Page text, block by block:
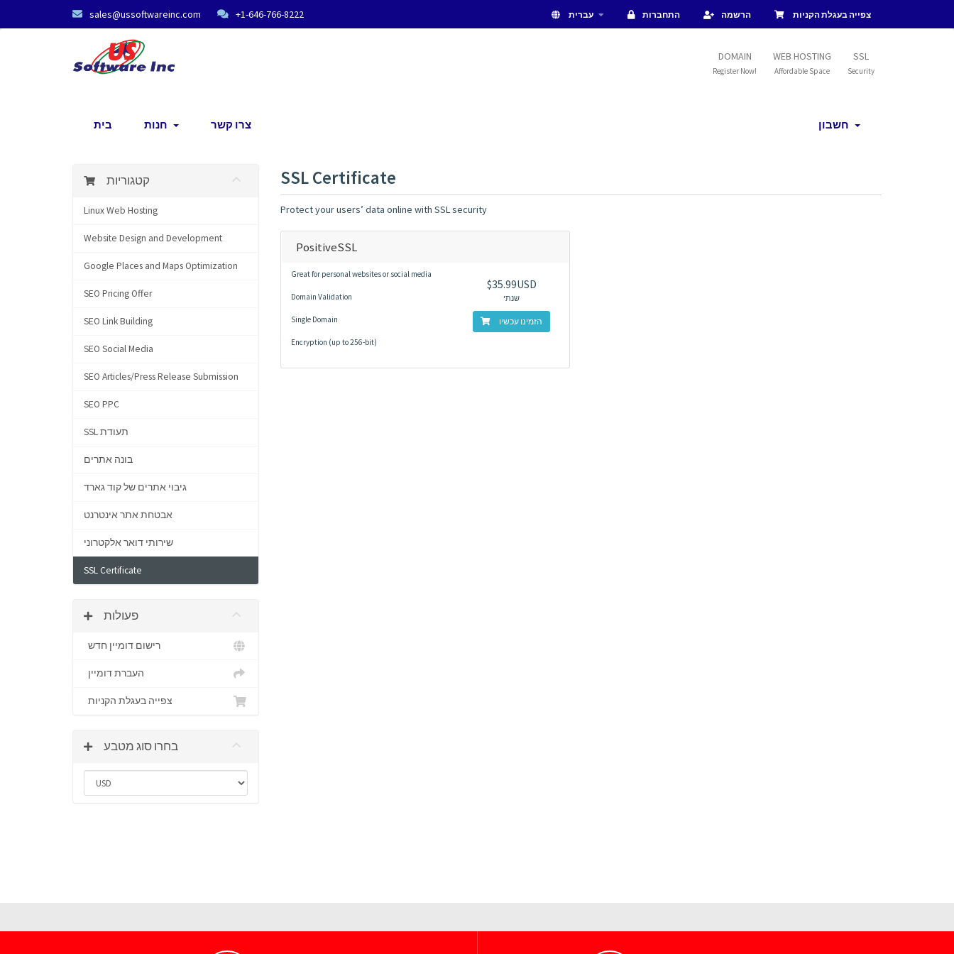
sales@ussoftwareinc.com +1-646-766-8222 התחברות הרשמה צפייה בעגלת הקניות
DOMAIN
Register Now!
WEB HOSTING
Affordable Space
SSL
Security
בית צרו קשר
SSL Certificate
Protect your users’ data online with SSL security
קטגוריות
Linux Web Hosting
Website Design and Development
Google Places and Maps Optimization
SEO Pricing Offer
SEO Link Building
SEO Social Media
SEO Articles/Press Release Submission
SEO PPC
SSL תעודת
בונה אתרים
גיבוי אתרים של קוד גארד
אבטחת אתר אינטרנט
שירותי דואר אלקטרוני
SSL Certificate
פעולות
רישום דומיין חדש
העברת דומיין
צפייה בעגלת הקניות
בחרו סוג מטבע
PositiveSSL
Great for personal websites or social media
Domain Validation
Single Domain
Encryption (up to 256-bit)
$35.99USD
שנתי
הזמינו עכשיו